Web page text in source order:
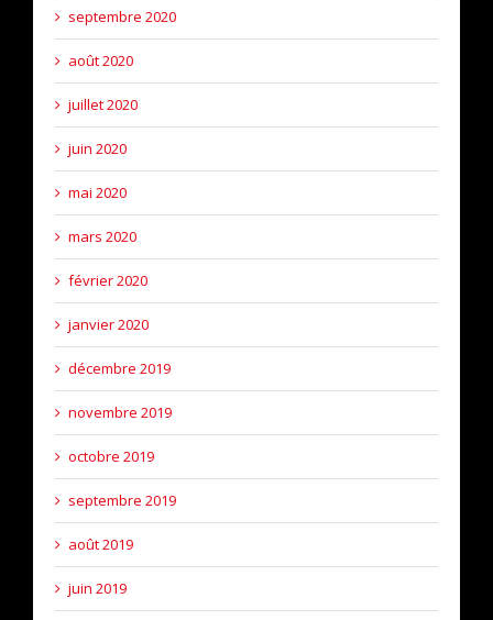
septembre 2020
août 2020
juillet 2020
juin 2020
mai 2020
mars 2020
février 2020
janvier 2020
décembre 2019
novembre 2019
octobre 2019
septembre 2019
août 2019
juin 2019